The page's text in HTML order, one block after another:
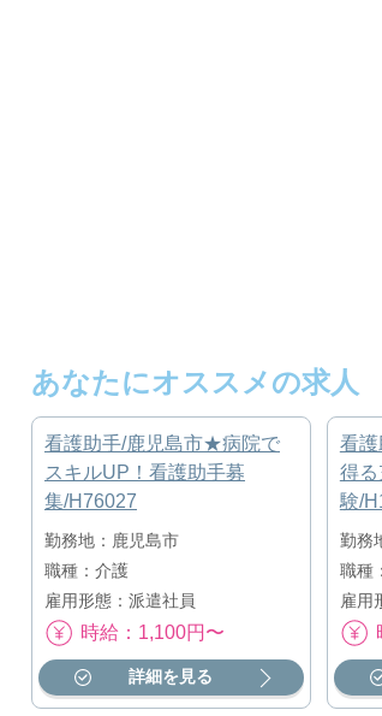
あなたにオススメの求人
看護助手/鹿児島市★病院で
スキルUP！看護助手募
集/H76027
勤務地：鹿児島市
職種：介護
雇用形態：派遣社員
時給：1,100円〜
詳細を見る
看
得
験/
勤務
職種
雇用